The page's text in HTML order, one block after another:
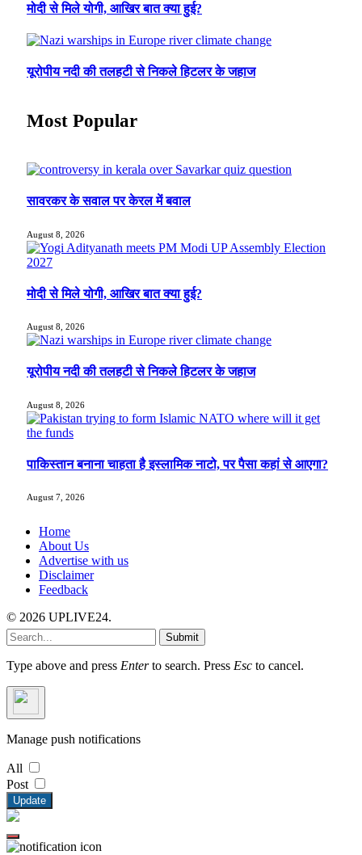
मोदी से मिले योगी, आखिर बात क्या हुई?
यूरोपीय नदी की तलहटी से निकले हिटलर के जहाज
Most Popular
सावरकर के सवाल पर केरल में बवाल
August 8, 2026
मोदी से मिले योगी, आखिर बात क्या हुई?
August 8, 2026
यूरोपीय नदी की तलहटी से निकले हिटलर के जहाज
August 8, 2026
पाकिस्तान बनाना चाहता है इस्लामिक नाटो, पर पैसा कहां से आएगा?
August 7, 2026
Home
About Us
Advertise with us
Disclaimer
Feedback
© 2026 UPLIVE24.
Submit
Type above and press Enterto search. Press Esc to cancel.
Manage push notifications
All
Post
Update